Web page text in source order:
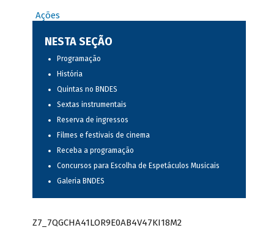
Ações
NESTA SEÇÃO
Programação
História
Quintas no BNDES
Sextas instrumentais
Reserva de ingressos
Filmes e festivais de cinema
Receba a programação
Concursos para Escolha de Espetáculos Musicais
Galeria BNDES
Z7_7QGCHA41LOR9E0AB4V47KI18M2